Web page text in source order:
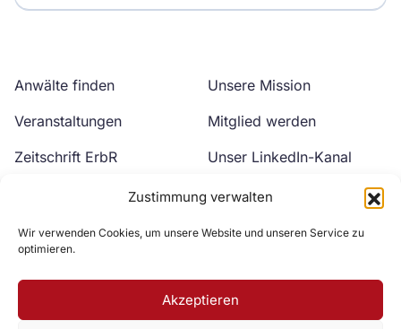
Zustimmung verwalten
Wir verwenden Cookies, um unsere Website und unseren Service zu
optimieren.
Akzeptieren
mehr
Anwälte finden
Veranstaltungen
Zeitschrift ErbR
Unsere Mission
Mitglied werden
Unser LinkedIn-Kanal
Unser YouTube-Kanal